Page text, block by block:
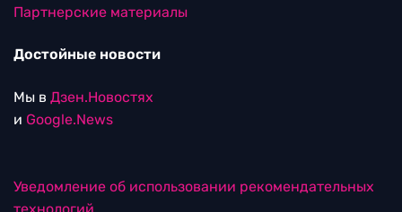
Партнерские материалы
Достойные новости
Мы в Дзен.Новостях
и Google.News
Уведомление об использовании рекомендательных